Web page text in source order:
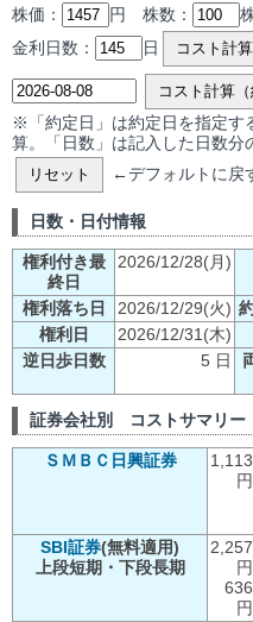
株価： 円 株数：
金利日数：
日 コスト計算
コスト計算（
※「約定日」は約定日を指定す
算。「日数」は記入した日数分
リセット ←デフォルトに
日数・日付情報
権利付き最
終日
2026/12/28(月)
権利落ち日 2026/12/29(火)
権利日
2026/12/31(木)
逆日歩日数
5 日
証券会社別 コストサマリー
ＳＭＢＣ日興証券
1,113
円
SBI証券(無料適用)
上段短期・下段長期
2,257
円
636
円